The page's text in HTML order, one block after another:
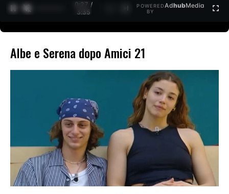
0:28 /
3:35
POWERED
BY
AdhubMedia
Albe e Serena dopo Amici 21